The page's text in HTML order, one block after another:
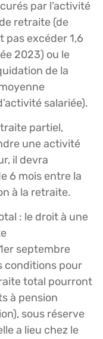
par l’activité
retraite (de
pas excéder 1,6
2023) ou le
de la
salariée).
partiel,
une activité
il devra
6 mois entre la
à la retraite.
: le droit à une
septembre
conditions pour
total pourront
à pension
sous réserve
a lieu chez le